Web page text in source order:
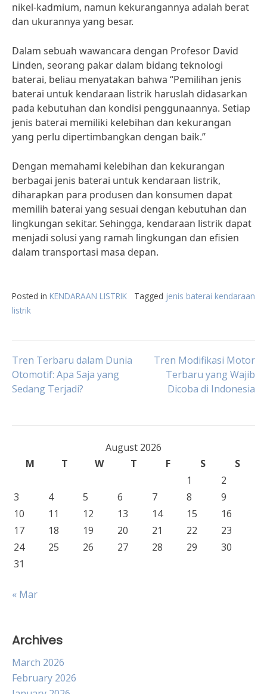
nikel-kadmium, namun kekurangannya adalah berat
dan ukurannya yang besar.
Dalam sebuah wawancara dengan Profesor David
Linden, seorang pakar dalam bidang teknologi
baterai, beliau menyatakan bahwa “Pemilihan jenis
baterai untuk kendaraan listrik haruslah didasarkan
pada kebutuhan dan kondisi penggunaannya. Setiap
jenis baterai memiliki kelebihan dan kekurangan
yang perlu dipertimbangkan dengan baik.”
Dengan memahami kelebihan dan kekurangan
berbagai jenis baterai untuk kendaraan listrik,
diharapkan para produsen dan konsumen dapat
memilih baterai yang sesuai dengan kebutuhan dan
lingkungan sekitar. Sehingga, kendaraan listrik dapat
menjadi solusi yang ramah lingkungan dan efisien
dalam transportasi masa depan.
Posted in KENDARAAN LISTRIK Tagged jenis baterai kendaraan
listrik
Post
navigation
Tren Terbaru dalam Dunia
Otomotif: Apa Saja yang
Sedang Terjadi?
Tren Modifikasi Motor
Terbaru yang Wajib
Dicoba di Indonesia
August 2026
M
T W T F S
S
1
2
3
4 5 6 7 8
9
10
11 12 13 14 15
16
17
18 19 20 21 22
23
24
25 26 27 28 29
30
31
« Mar
Archives
March 2026
February 2026